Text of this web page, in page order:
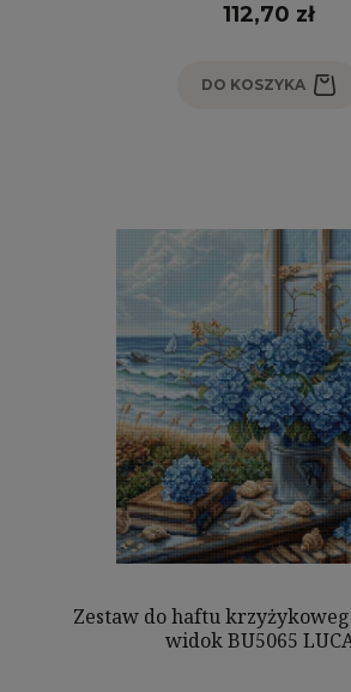
112,70 zł
DO KOSZYKA
Zestaw do haftu
widok BU5065